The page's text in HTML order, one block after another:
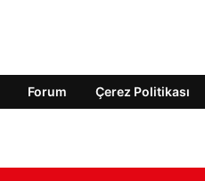
Forum Çerez Politikası